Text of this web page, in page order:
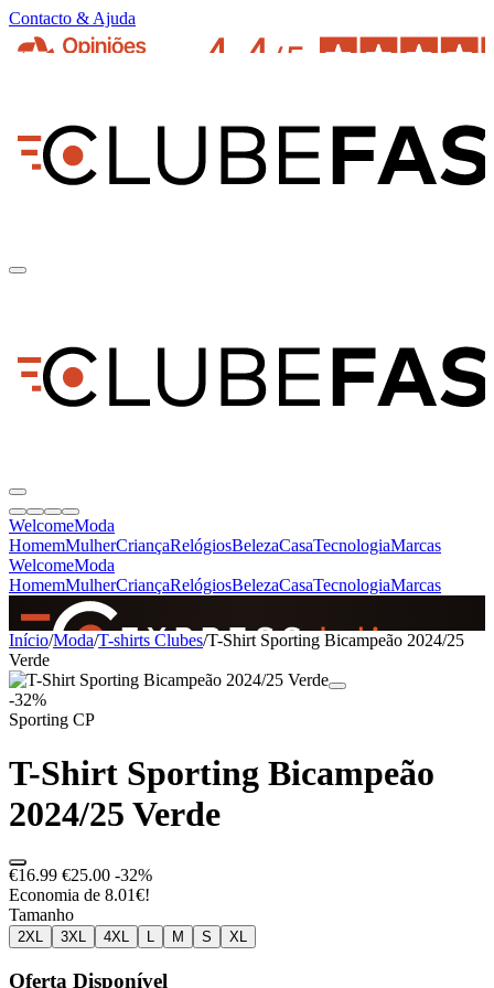
Contacto & Ajuda
WelcomeModa
HomemMulherCriançaRelógiosBelezaCasaTecnologiaMarcas
WelcomeModa
HomemMulherCriançaRelógiosBelezaCasaTecnologiaMarcas
SINCE 2005
+de 36.000 reviews
Início/Moda/T-shirts Clubes/T-Shirt Sporting Bicampeão 2024/25
Verde
-32%
Sporting CP
T-Shirt Sporting Bicampeão
2024/25 Verde
€16.99 €25.00 -32%
Economia de 8.01€!
Tamanho
2XL 3XL 4XL M S XL
Oferta Disponível